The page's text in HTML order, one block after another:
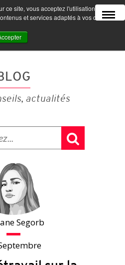
ce site, vous acceptez l'utilisation de
et services adaptés à vos centres
MENU
actualités
Segorb